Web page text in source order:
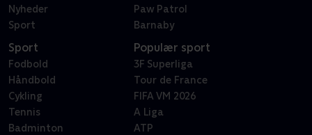
Nyheder
Sport
Paw Patrol
Barnaby
Sport
Fodbold
Håndbold
Cykling
Tennis
Badminton
Populær sport
3F Superliga
Tour de France
FIFA VM 2026
A Liga
ATP